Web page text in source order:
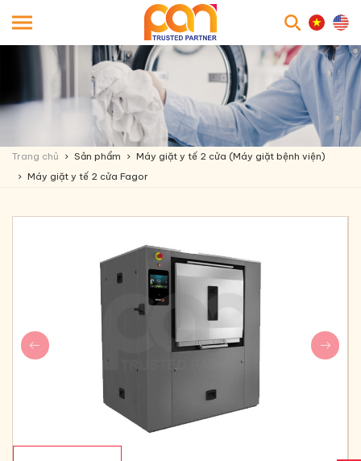
Trang chủ Sản phẩm
Máy giặt y tế 2 cửa (Máy giặt bệnh viện)
Máy giặt y tế 2 cửa Fagor